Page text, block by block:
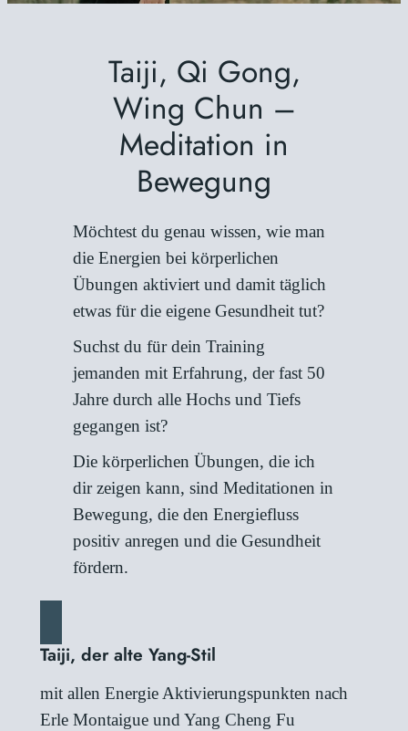
Taiji, Qi Gong,
Wing Chun –
Meditation in
Bewegung
Möchtest du genau wissen, wie man
die Energien bei körperlichen
Übungen aktiviert und damit täglich
etwas für die eigene Gesundheit tut?
Suchst du für dein Training
jemanden mit Erfahrung, der fast 50
Jahre durch alle Hochs und Tiefs
gegangen ist?
Die körperlichen Übungen, die ich
dir zeigen kann, sind Meditationen in
Bewegung, die den Energiefluss
positiv anregen und die Gesundheit
fördern.
Taiji, der alte Yang-Stil
mit allen Energie Aktivierungspunkten nach
Erle Montaigue und Yang Cheng Fu